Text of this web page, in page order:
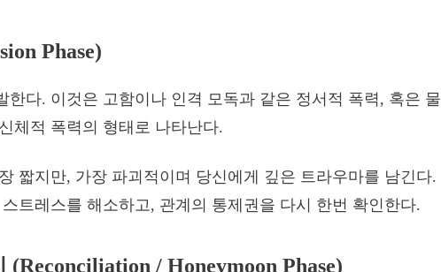
Phase)
한다. 이것은 고함이나 인격 모독과 같은 정서적 폭력, 혹은 물
체적 폭력의 형태로 나타난다.
짧지만, 가장 파괴적이며 당신에게 깊은 트라우마를 남긴다.
트레스를 해소하고, 관계의 통제권을 다시 한번 확인한다.
(Reconciliation / Honeymoon Phase)